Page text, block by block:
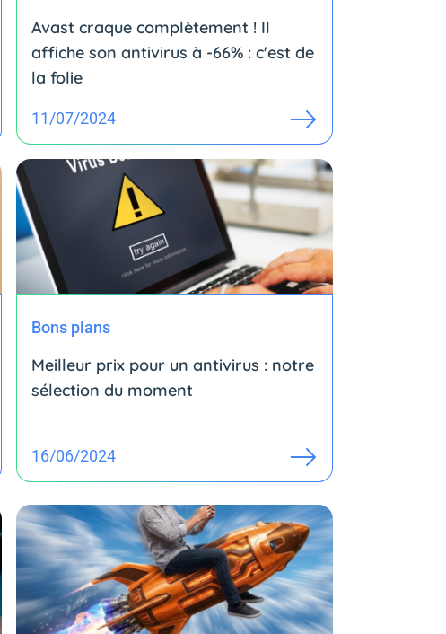
Avast craque complètement ! Il
affiche son antivirus à -66% : c'est de
la folie
11/07/2024
Bons plans
Meilleur prix pour un antivirus : notre
sélection du moment
16/06/2024